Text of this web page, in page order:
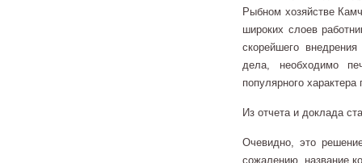
Рыбном хозяйстве
широких слоев
скорейшего
дела, необходимо
популярного
Из отчета и доклада
Очевидно, это
сожалению, название